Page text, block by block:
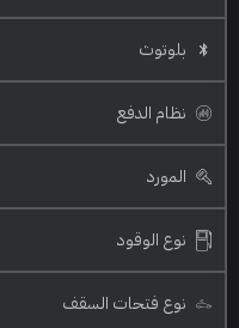
بلوتوث
نظام الدفع
المورد
نوع الوقود
نوع فتحات السقف